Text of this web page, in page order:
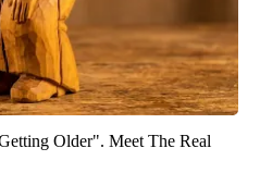
Older". Meet The Real